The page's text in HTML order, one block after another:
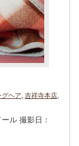
グヘア, 吉祥寺本店,
ル 撮影日：